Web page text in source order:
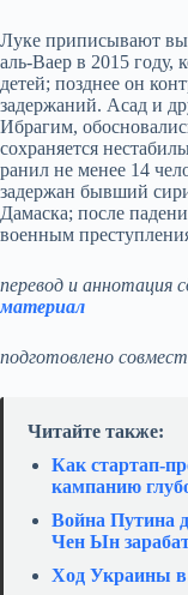
Луке приписывают
аль-Ваер в 2015 году,
детей; позднее он
задержаний. Асад и
Ибрагим,
сохраняется
ранил не менее 14
задержан бывший
Дамаска; после
военным
перевод и
материал
подготовлено
Читайте также:
Как
кампанию
Война Путина
Чен Ын
Ход Украины